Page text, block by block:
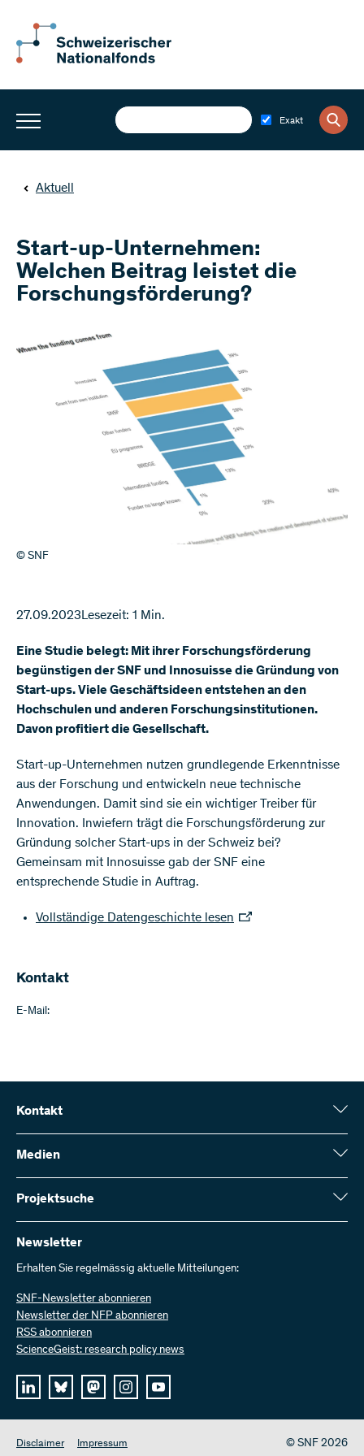
Exakt
Aktuell
Start-up-Unternehmen:
Welchen Beitrag leistet die
Forschungsförderung?
© SNF
27.09.2023Lesezeit: 1 Min.
Eine Studie belegt: Mit ihrer Forschungsförderung
begünstigen der SNF und Innosuisse die Gründung von
Start-ups. Viele Geschäftsideen entstehen an den
Hochschulen und anderen Forschungsinstitutionen.
Davon profitiert die Gesellschaft.
Start-up-Unternehmen nutzen grundlegende Erkenntnisse
aus der Forschung und entwickeln neue technische
Anwendungen. Damit sind sie ein wichtiger Treiber für
Innovation. Inwiefern trägt die Forschungsförderung zur
Gründung solcher Start-ups in der Schweiz bei?
Gemeinsam mit Innosuisse gab der SNF eine
entsprechende Studie in Auftrag.
Vollständige Datengeschichte lesen
Kontakt
E-Mail:
Kontakt
Schweizerischer Nationalfonds (SNF)
Wildhainweg 3
Kontakt aufnehmen
Rechnung senden
Bei uns arbeiten
Offene Stellen
Medien
Medienauskünfte
Jahresbericht
Projektsuche
Hier finden Sie umfangreiche Informationen zu den vom SNF
bewilligten Forschungsprojekten und Förderbeiträgen:
Projektsuche
Newsletter
Erhalten Sie regelmässig aktuelle Mitteilungen:
SNF-Newsletter abonnieren
Newsletter der NFP abonnieren
RSS abonnieren
ScienceGeist: research policy news
Disclaimer Impressum © SNF 2026